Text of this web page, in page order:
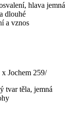
hlava jemná
dlouhé
a vznos
Jochem 259/
tvar těla, jemná